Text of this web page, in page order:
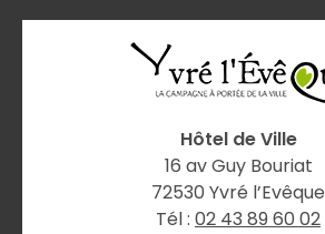
Hôtel de Ville
16 av Guy Bouriat
72530 Yvré l’Evêque
Tél : 02 43 89 60 02